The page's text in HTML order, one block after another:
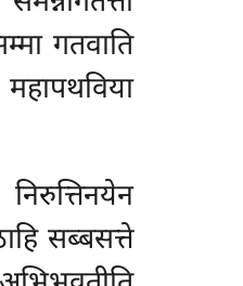
गतवाति
सब्बसत्ते